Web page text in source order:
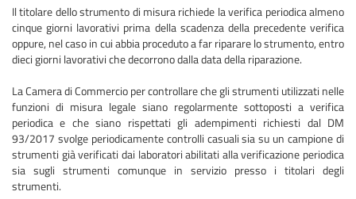
Il titolare dello strumento di misura richiede la verifica periodica almeno
cinque giorni lavorativi prima della scadenza della precedente verifica
oppure, nel caso in cui abbia proceduto a far riparare lo strumento, entro
dieci giorni lavorativi che decorrono dalla data della riparazione.
La Camera di Commercio per controllare che gli strumenti utilizzati nelle
funzioni di misura legale siano regolarmente sottoposti a verifica
periodica e che siano rispettati gli adempimenti richiesti dal DM
93/2017 svolge periodicamente controlli casuali sia su un campione di
strumenti già verificati dai laboratori abilitati alla verificazione periodica
sia sugli strumenti comunque in servizio presso i titolari degli
strumenti.